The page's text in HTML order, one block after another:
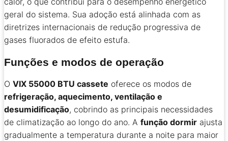
geral do sistema. Sua adoção está alinhada com as
diretrizes internacionais de redução progressiva de
gases fluorados de efeito estufa.
Funções e modos de operação
O VIX 55000 BTU cassete oferece os modos de
refrigeração, aquecimento, ventilação e
desumidificação, cobrindo as principais necessidades
de climatização ao longo do ano. A função dormir ajusta
gradualmente a temperatura durante a noite para maior